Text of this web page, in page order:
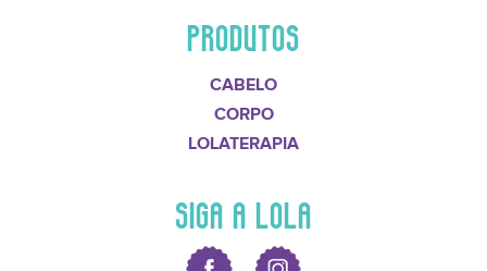
PRODUTOS
CABELO
CORPO
LOLATERAPIA
SIGA A LOLA